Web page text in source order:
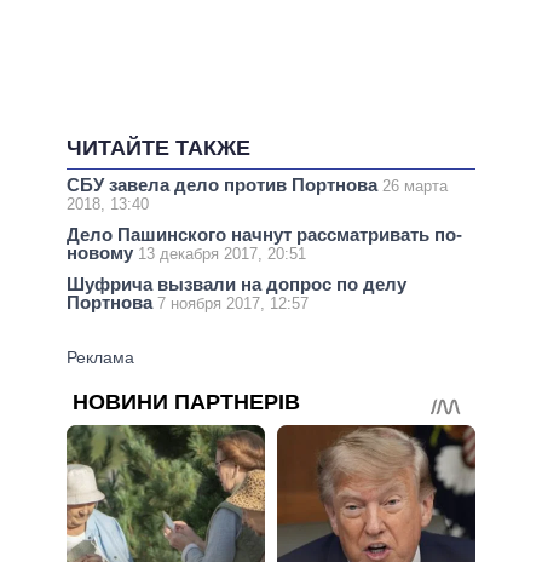
ЧИТАЙТЕ ТАКЖЕ
СБУ завела дело против Портнова 26 марта
2018, 13:40
Дело Пашинского начнут рассматривать по-
новому 13 декабря 2017, 20:51
Шуфрича вызвали на допрос по делу
Портнова 7 ноября 2017, 12:57